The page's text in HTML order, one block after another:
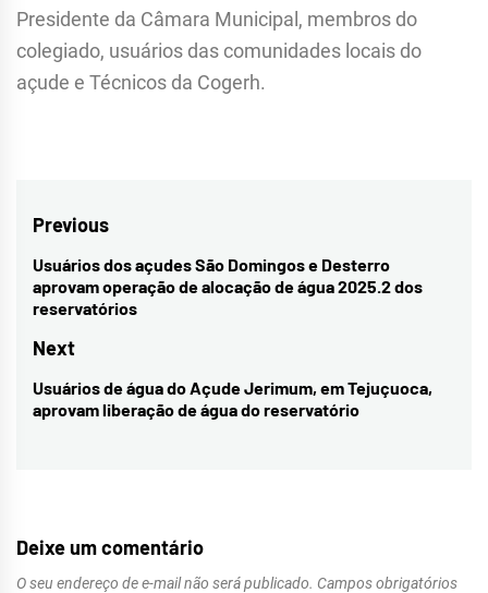
Presidente da Câmara Municipal, membros do
colegiado, usuários das comunidades locais do
açude e Técnicos da Cogerh.
Navegação
de
Post
Previous
Previous
post:
Usuários dos açudes São Domingos e Desterro
aprovam operação de alocação de água 2025.2 dos
reservatórios
Next
Next
post:
Usuários de água do Açude Jerimum, em Tejuçuoca,
aprovam liberação de água do reservatório
Deixe um comentário
O seu endereço de e-mail não será publicado. Campos obrigatórios